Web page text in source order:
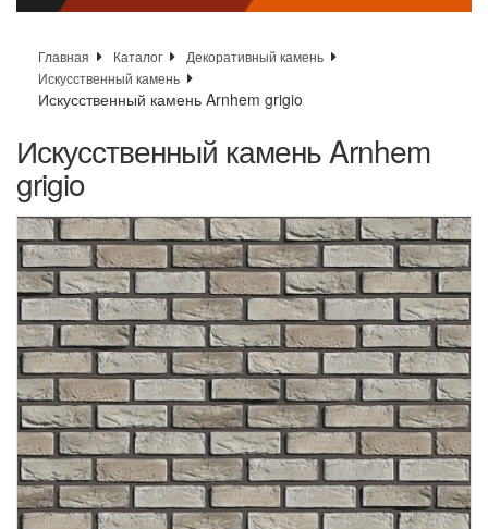
Главная Каталог
Декоративный камень
Искусственный камень
Искусственный камень Arnhem grigio
Искусственный камень Arnhem
grigio